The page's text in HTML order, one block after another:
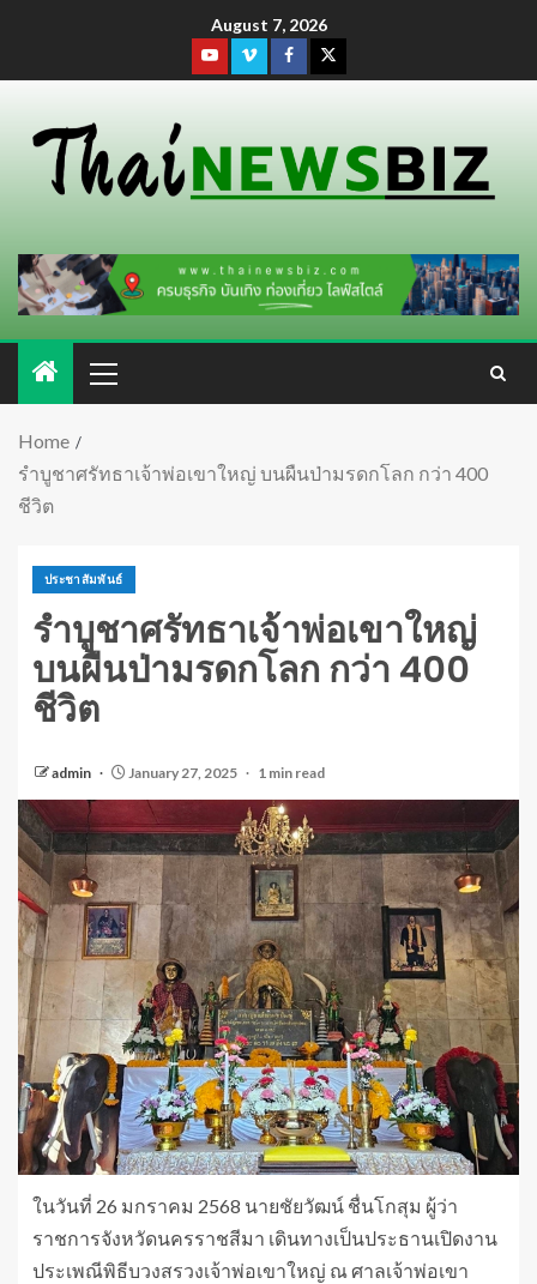
August 7, 2026
Home
รำบูชาศรัทธาเจ้าพ่อเขาใหญ่ บนผืนป่ามรดกโลก กว่า 400
ชีวิต
ประชาสัมพันธ์
รำบูชาศรัทธาเจ้าพ่อเขาใหญ่
บนผืนป่ามรดกโลก กว่า 400
ชีวิต
admin January 27, 2025 1 min read
ในวันที่ 26 มกราคม 2568 นายชัยวัฒน์ ชื่นโกสุม ผู้ว่า
ราชการจังหวัดนครราชสีมา เดินทางเป็นประธานเปิดงาน
ประเพณีพิธีบวงสรวงเจ้าพ่อเขาใหญ่ ณ ศาลเจ้าพ่อเขา